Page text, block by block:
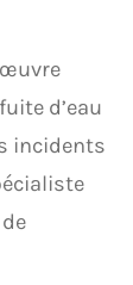
d’eau
incidents